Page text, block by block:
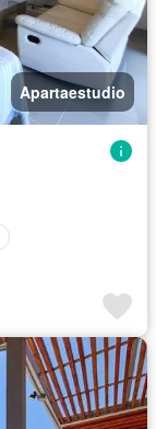
Apartaestudio